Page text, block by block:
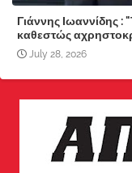
Γιάννης Ιωαννίδης
καθεστώς
July 28, 2026